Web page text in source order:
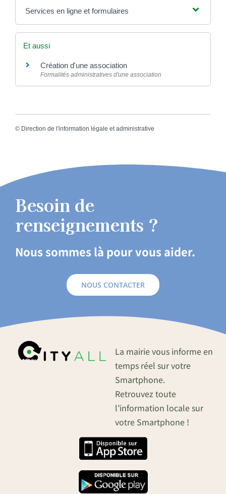
Services en ligne et formulaires
Et aussi
Création d'une association
Formalités administratives d'une association
© Direction de l'information légale et administrative
Besoin de
renseignements ?
Nous sommes là pour vous aider.
NOUS CONTACTER
La mairie vous informe en
temps réel sur votre
Smartphone.
Retrouvez toute
l’information locale sur
votre Smartphone !